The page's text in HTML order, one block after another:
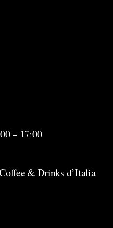
– 17:00
& Drinks d’Italia